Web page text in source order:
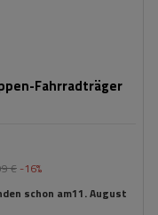
Fahrradträger
€ -16%
schon am11. August